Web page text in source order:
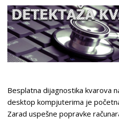
Besplatna dijagnostika kvarova
desktop kompjuterima je
Zarad uspešne popravke